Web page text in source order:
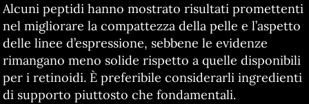
Alcuni peptidi hanno mostrato risultati promettenti
nel migliorare la compattezza della pelle e l’aspetto
delle linee d’espressione, sebbene le evidenze
rimangano meno solide rispetto a quelle disponibili
per i retinoidi. È preferibile considerarli ingredienti
di supporto piuttosto che fondamentali.